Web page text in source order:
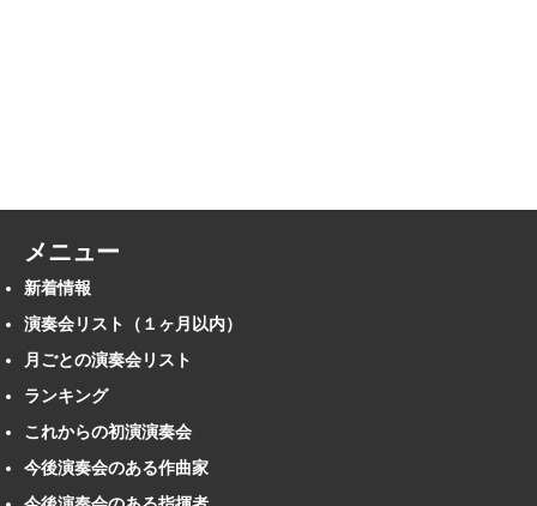
メニュー
新着情報
演奏会リスト（１ヶ月以内）
月ごとの演奏会リスト
ランキング
これからの初演演奏会
今後演奏会のある作曲家